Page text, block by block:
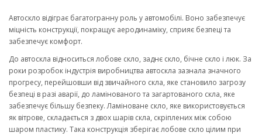
Автоскло відіграє багатогранну роль у автомобілі. Воно забезпечує
міцність конструкції, покращує аеродинаміку, сприяє безпеці та
забезпечує комфорт.
До автоскла відноситься лобове скло, заднє скло, бічне скло і люк. За
роки розробок індустрія виробництва автоскла зазнала значного
прогресу, перейшовши від звичайного скла, яке становило загрозу
безпеці в разі аварії, до ламінованого та загартованого скла, яке
забезпечує більшу безпеку. Ламіноване скло, яке використовується
як вітрове, складається з двох шарів скла, скріплених між собою
шаром пластику. Така конструкція зберігає лобове скло цілим при